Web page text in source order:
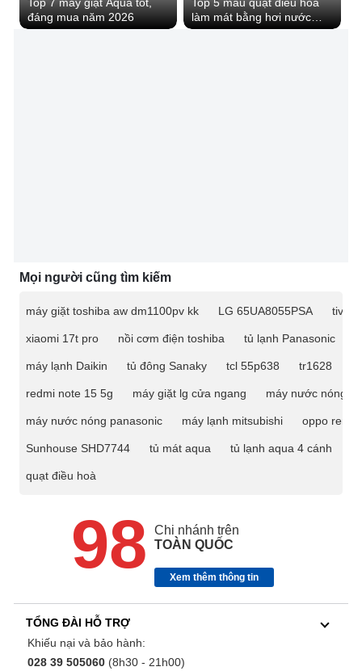
đáng mua năm 2026
làm mát bằng hơi nước
trong mùa nóng
Mọi người cũng tìm kiếm
máy giặt toshiba aw dm1100pv kk LG 65UA8055PSA tivi
xiaomi 17t pro nồi cơm điện toshiba tủ lạnh Panasonic
máy lạnh Daikin tủ đông Sanaky tcl 55p638 tr1628
redmi note 15 5g máy giặt lg cửa ngang máy nước nóng
máy nước nóng panasonic máy lạnh mitsubishi oppo reno
Sunhouse SHD7744 tủ mát aqua tủ lạnh aqua 4 cánh
quạt điều hoà
98
Chi nhánh trên
TOÀN QUỐC
Xem thêm thông tin
TỔNG ĐÀI HỖ TRỢ
Khiếu nại và bảo hành:
028 39 505060 (8h30 - 21h00)